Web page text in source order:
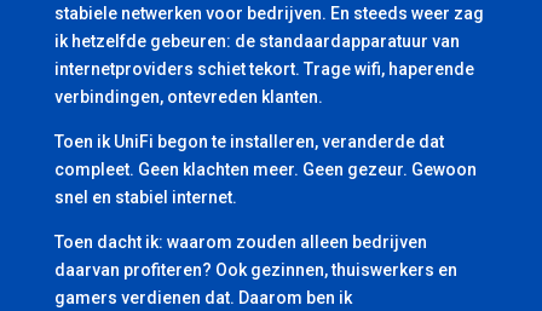
stabiele netwerken voor bedrijven. En steeds weer zag
ik hetzelfde gebeuren: de standaardapparatuur van
internetproviders schiet tekort. Trage wifi, haperende
verbindingen, ontevreden klanten.
Toen ik UniFi begon te installeren, veranderde dat
compleet. Geen klachten meer. Geen gezeur. Gewoon
snel en stabiel internet.
Toen dacht ik: waarom zouden alleen bedrijven
daarvan profiteren? Ook gezinnen, thuiswerkers en
gamers verdienen dat. Daarom ben ik